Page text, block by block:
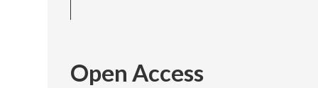
Open Access